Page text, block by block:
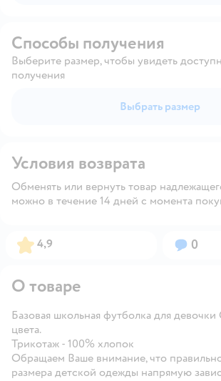
Способы получения
Выберите размер, чтобы увидеть
получения
Выбрать размер
Условия возврата
Обменять или вернуть товар
можно в течение 14 дней с момента
Рейтинг:
4,9 Вопросов:
0
О товаре
Базовая школьная футболка для
цвета.
Трикотаж - 100% хлопок
Обращаем Ваше внимание, что
размера детской одежды напрямую